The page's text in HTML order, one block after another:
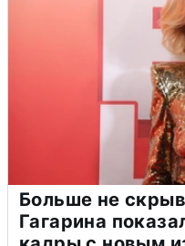
Больше не
Гагарина